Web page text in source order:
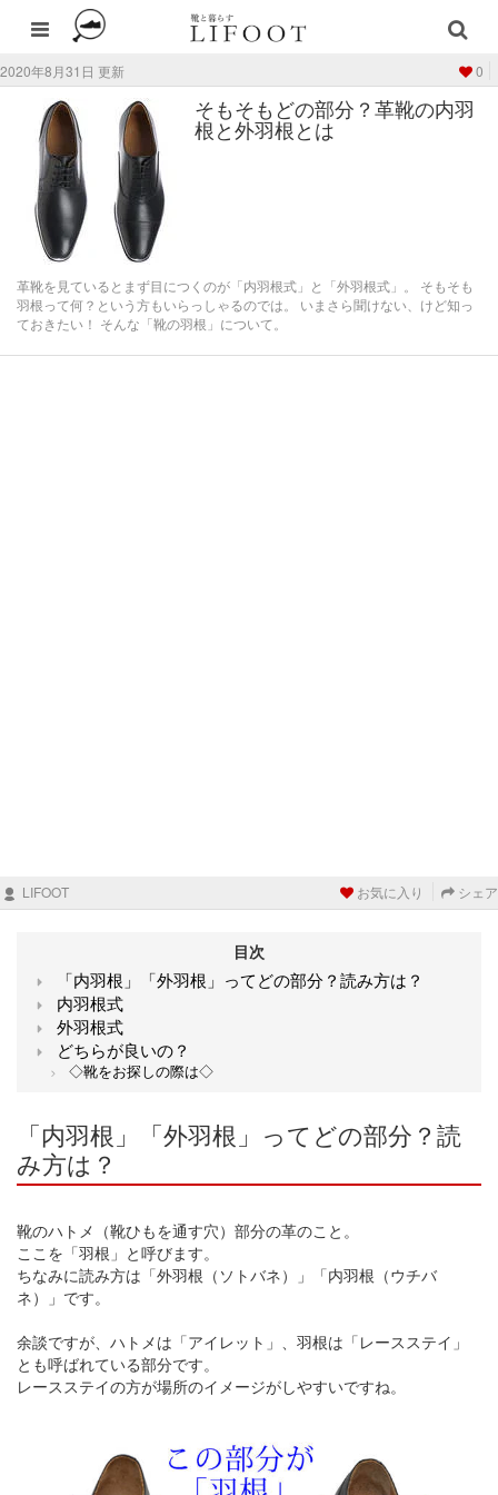
2020年8月31日 更新 0
そもそもどの部分？革靴の内羽
根と外羽根とは
革靴を見ているとまず目につくのが「内羽根式」と「外羽根式」。 そもそも
羽根って何？という方もいらっしゃるのでは。 いまさら聞けない、けど知っ
ておきたい！ そんな「靴の羽根」について。
LIFOOT お気に入り シェア
目次
「内羽根」「外羽根」ってどの部分？読み方は？
内羽根式
外羽根式
どちらが良いの？
◇靴をお探しの際は◇
「内羽根」「外羽根」ってどの部分？読
み方は？
靴のハトメ（靴ひもを通す穴）部分の革のこと。
ここを「羽根」と呼びます。
ちなみに読み方は「外羽根（ソトバネ）」「内羽根（ウチバ
ネ）」です。
余談ですが、ハトメは「アイレット」、羽根は「レースステイ」
とも呼ばれている部分です。
レースステイの方が場所のイメージがしやすいですね。